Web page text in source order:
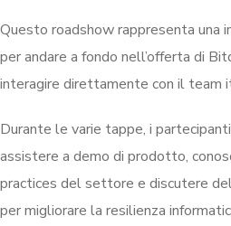
Questo roadshow rappresenta una
per andare a fondo nell’offerta di
interagire direttamente con il team
Durante le varie tappe, i
assistere a demo di prodotto,
practices del settore e discutere
per migliorare la resilienza